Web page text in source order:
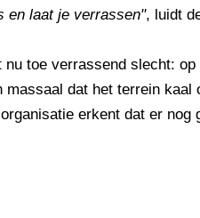
en laat je verrassen", luidt
toe verrassend slecht:
dat het terrein kaal
erkent dat er nog